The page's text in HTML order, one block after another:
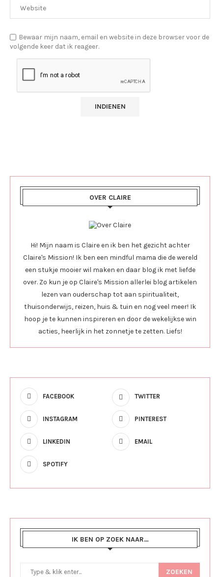
Bewaar mijn naam, email en website in deze browser voor de
volgende keer dat ik reageer.
OVER CLAIRE
Hi! Mijn naam is Claire en ik ben het gezicht achter
Claire's Mission! Ik ben een mindful mama die de wereld
een stukje mooier wil maken en daar blog ik met liefde
over. Zo kun je op Claire's Mission allerlei blog artikelen
lezen van ouderschap tot aan spiritualiteit,
thuisonderwijs, reizen, huis & tuin en nog veel meer! Ik
hoop je te kunnen inspireren en door de wekelijkse win
acties, heerlijk in het zonnetje te zetten. Liefs!
FACEBOOK TWITTER
INSTAGRAM PINTEREST
LINKEDIN EMAIL
SPOTIFY
IK BEN OP ZOEK NAAR…
ZOEKEN